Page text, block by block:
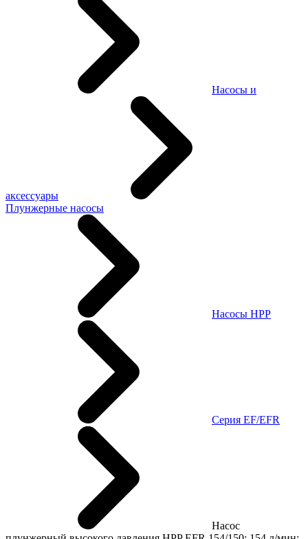
Насосы и
аксессуары
Плунжерные насосы
Насосы HPP
Cерия EF/EFR
Насос